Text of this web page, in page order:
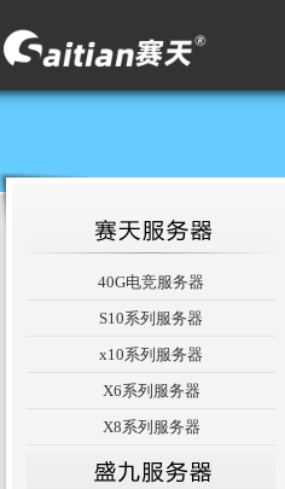
40G电竞服务器
S10系列服务器
x10系列服务器
X6系列服务器
X8系列服务器